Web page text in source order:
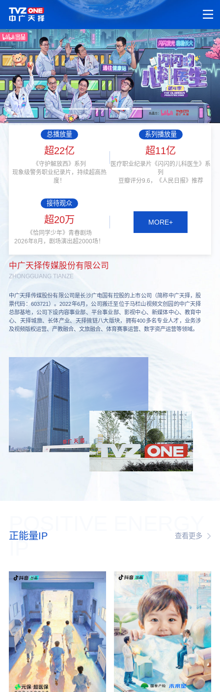
总播放量
超22亿
《守护解放西》系列
现象级警务职业纪录片，持续超高热
度！
系列播放量
超11亿
医疗职业纪录片《闪闪的儿科医生》系
列
豆瓣评分9.6，《人民日报》推荐
接待观众
超20万
《恰同学少年》青春剧场
2026年8月，剧场演出超2000场！
MORE+
中广天择传媒股份有限公司
ZHONGGUANG TIANZE
中广天择传媒股份有限公司是长沙广电国有控股的上市公司（简称中广天择，股
票代码：603721）。2022年6月，公司搬迁至位于马栏山视频文创园的中广天择
总部基地，公司下设内容事业部、平台事业部、影视中心、新媒体中心、教育中
心、天择城旅、长体产业、天择微链八大版块，拥有400多名专业人才，业务涉
及视频版权运营、产教融合、文旅融合、体育赛事运营、数字资产运营等领域。
IP
正能量IP 查看更多